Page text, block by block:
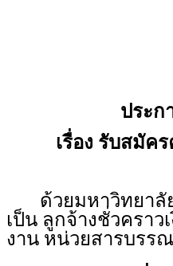
ประ
เรื่อง รับสมัค
ด้วยมหาวิทยาลัย
เป็น ลูกจ้างชั่วครา
งาน หน่วยสารบรร